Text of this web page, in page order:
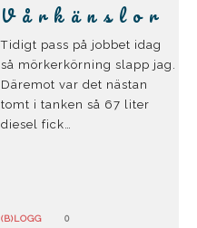
V å r k ä n s l o r
Tidigt pass på jobbet idag
så mörkerkörning slapp jag.
Däremot var det nästan
tomt i tanken så 67 liter
diesel fick…
(B)LOGG 0